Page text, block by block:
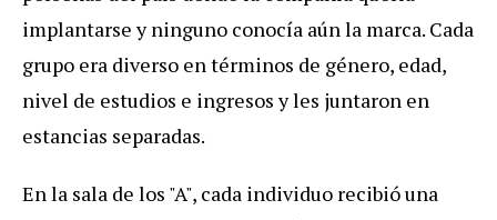
implantarse y ninguno conocía aún la marca. Cada
grupo era diverso en términos de género, edad,
nivel de estudios e ingresos y les juntaron en
estancias separadas.
En la sala de los "A", cada individuo recibió una